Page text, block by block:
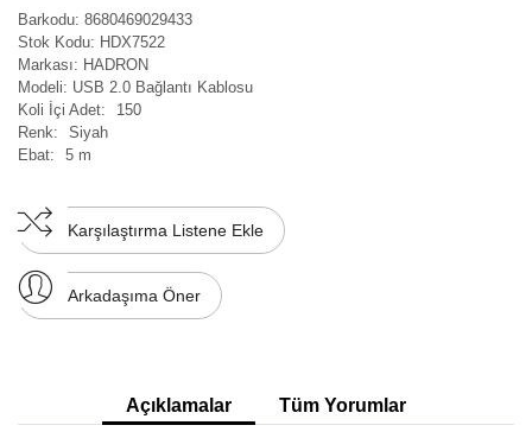
Barkodu: 8680469029433
Stok Kodu: HDX7522
Markası: HADRON
Modeli: USB 2.0 Bağlantı Kablosu
Koli İçi Adet:
150
Renk:
Siyah
Ebat:
5 m
Karşılaştırma Listene Ekle
Arkadaşıma Öner
Açıklamalar Tüm Yorumlar